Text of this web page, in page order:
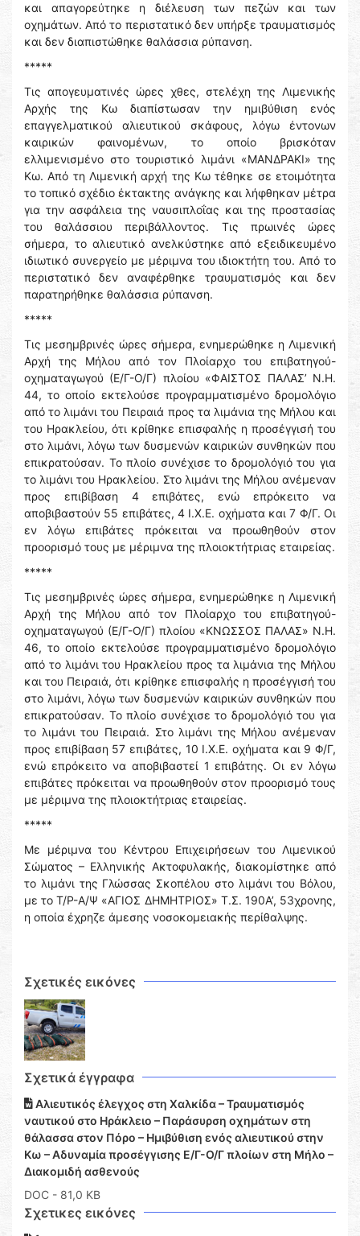
και απαγορεύτηκε η διέλευση των πεζών και των
οχημάτων. Από το περιστατικό δεν υπήρξε τραυματισμός
και δεν διαπιστώθηκε θαλάσσια ρύπανση.
*****
Τις απογευματινές ώρες χθες, στελέχη της Λιμενικής
Αρχής της Κω διαπίστωσαν την ημιβύθιση ενός
επαγγελματικού αλιευτικού σκάφους, λόγω έντονων
καιρικών φαινομένων, το οποίο βρισκόταν
ελλιμενισμένο στο τουριστικό λιμάνι «ΜΑΝΔΡΑΚΙ» της
Κω. Από τη Λιμενική αρχή της Κω τέθηκε σε ετοιμότητα
το τοπικό σχέδιο έκτακτης ανάγκης και λήφθηκαν μέτρα
για την ασφάλεια της ναυσιπλοΐας και της προστασίας
του θαλάσσιου περιβάλλοντος. Τις πρωινές ώρες
σήμερα, το αλιευτικό ανελκύστηκε από εξειδικευμένο
ιδιωτικό συνεργείο με μέριμνα του ιδιοκτήτη του. Από το
περιστατικό δεν αναφέρθηκε τραυματισμός και δεν
παρατηρήθηκε θαλάσσια ρύπανση.
*****
Τις μεσημβρινές ώρες σήμερα, ενημερώθηκε η Λιμενική
Αρχή της Μήλου από τον Πλοίαρχο του επιβατηγού-
οχηματαγωγού (Ε/Γ-Ο/Γ) πλοίου «ΦΑΙΣΤΟΣ ΠΑΛΑΣ’ Ν.Η.
44, το οποίο εκτελούσε προγραμματισμένο δρομολόγιο
από το λιμάνι του Πειραιά προς τα λιμάνια της Μήλου και
του Ηρακλείου, ότι κρίθηκε επισφαλής η προσέγγισή του
στο λιμάνι, λόγω των δυσμενών καιρικών συνθηκών που
επικρατούσαν. Το πλοίο συνέχισε το δρομολόγιό του για
το λιμάνι του Ηρακλείου. Στο λιμάνι της Μήλου ανέμεναν
προς επιβίβαση 4 επιβάτες, ενώ επρόκειτο να
αποβιβαστούν 55 επιβάτες, 4 Ι.Χ.Ε. οχήματα και 7 Φ/Γ. Οι
εν λόγω επιβάτες πρόκειται να προωθηθούν στον
προορισμό τους με μέριμνα της πλοιοκτήτριας εταιρείας.
*****
Τις μεσημβρινές ώρες σήμερα, ενημερώθηκε η Λιμενική
Αρχή της Μήλου από τον Πλοίαρχο του επιβατηγού-
οχηματαγωγού (Ε/Γ-Ο/Γ) πλοίου «ΚΝΩΣΣΟΣ ΠΑΛΑΣ» Ν.Η.
46, το οποίο εκτελούσε προγραμματισμένο δρομολόγιο
από το λιμάνι του Ηρακλείου προς τα λιμάνια της Μήλου
και του Πειραιά, ότι κρίθηκε επισφαλής η προσέγγισή του
στο λιμάνι, λόγω των δυσμενών καιρικών συνθηκών που
επικρατούσαν. Το πλοίο συνέχισε το δρομολόγιό του για
το λιμάνι του Πειραιά. Στο λιμάνι της Μήλου ανέμεναν
προς επιβίβαση 57 επιβάτες, 10 Ι.Χ.Ε. οχήματα και 9 Φ/Γ,
ενώ επρόκειτο να αποβιβαστεί 1 επιβάτης. Οι εν λόγω
επιβάτες πρόκειται να προωθηθούν στον προορισμό τους
με μέριμνα της πλοιοκτήτριας εταιρείας.
*****
Με μέριμνα του Κέντρου Επιχειρήσεων του Λιμενικού
Σώματος – Ελληνικής Ακτοφυλακής, διακομίστηκε από
το λιμάνι της Γλώσσας Σκοπέλου στο λιμάνι του Βόλου,
με το Τ/Ρ-Α/Ψ «ΑΓΙΟΣ ΔΗΜΗΤΡΙΟΣ» Τ.Σ. 190Α’, 53χρονης,
η οποία έχρηζε άμεσης νοσοκομειακής περίθαλψης.
Σχετικές εικόνες
Σχετικά έγγραφα
Αλιευτικός έλεγχος στη Χαλκίδα – Τραυματισμός
ναυτικού στο Ηράκλειο – Παράσυρση οχημάτων στη
θάλασσα στον Πόρο – Ημιβύθιση ενός αλιευτικού στην
Κω – Αδυναμία προσέγγισης Ε/Γ-Ο/Γ πλοίων στη Μήλο –
Διακομιδή ασθενούς
DOC - 81,0 KB
Σχετικες εικόνες